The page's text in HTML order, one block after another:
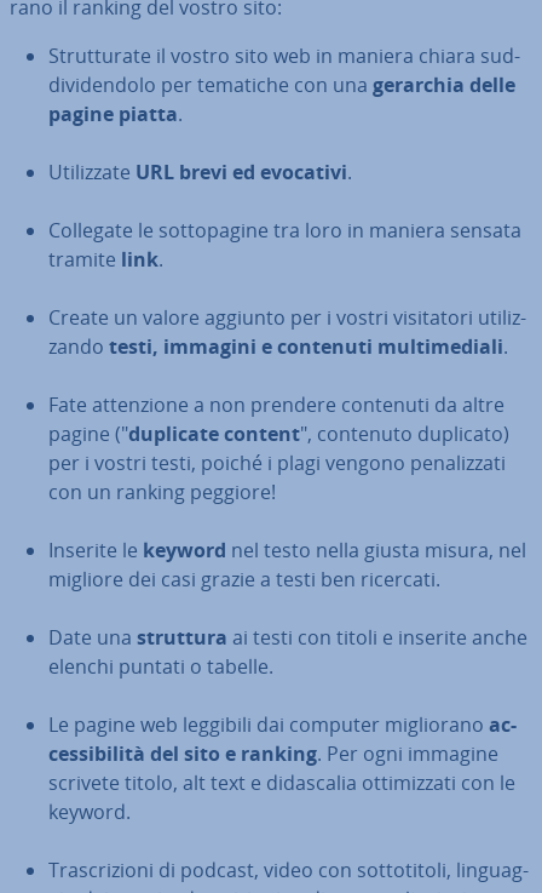
ra­no il ranking del vostro sito:
Strut­tu­ra­te il vostro sito web in maniera chiara sud­
di­vi­den­do­lo per tematiche con una gerarchia delle
pagine piatta.
Uti­liz­za­te URL brevi ed evocativi.
Collegate le sot­to­pa­gi­ne tra loro in maniera sensata
tramite link.
Create un valore aggiunto per i vostri vi­si­ta­to­ri uti­liz­
zan­do testi, immagini e contenuti mul­ti­me­dia­li.
Fate at­ten­zio­ne a non prendere contenuti da altre
pagine ("duplicate content", contenuto duplicato)
per i vostri testi, poiché i plagi vengono pe­na­liz­za­ti
con un ranking peggiore!
Inserite le keyword nel testo nella giusta misura, nel
migliore dei casi grazie a testi ben ricercati.
Date una struttura ai testi con titoli e inserite anche
elenchi puntati o tabelle.
Le pagine web leggibili dai computer mi­glio­ra­no ac­
ces­si­bi­li­tà del sito e ranking. Per ogni immagine
scrivete titolo, alt text e di­da­sca­lia ot­ti­miz­za­ti con le
keyword.
Tra­scri­zio­ni di podcast, video con sot­to­ti­to­li, lin­guag­